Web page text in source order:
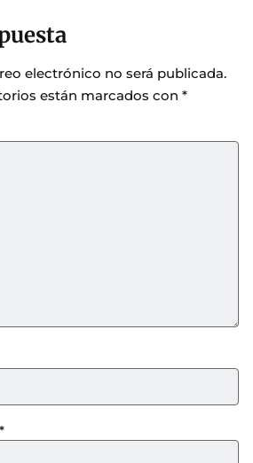
electrónico no será publicada.
están marcados con *
*